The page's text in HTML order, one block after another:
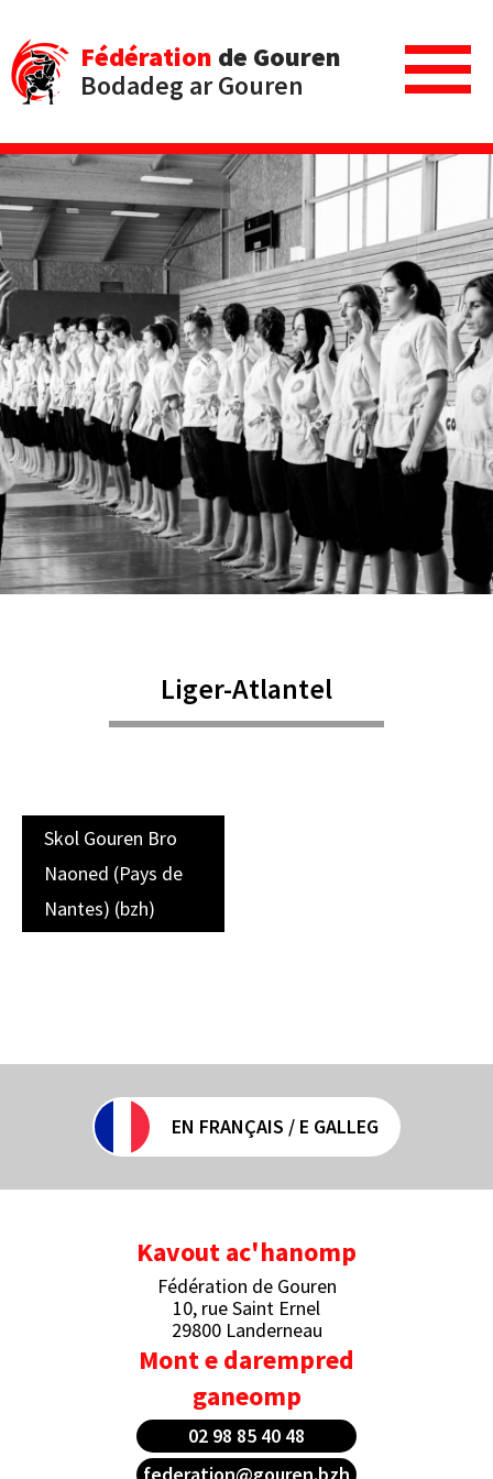
Fédération de Gouren
Bodadeg ar Gouren
Liger-Atlantel
Skol Gouren Bro
Naoned (Pays de
Nantes) (bzh)
EN FRANÇAIS / E GALLEG
Kavout ac'hanomp
Fédération de Gouren
10, rue Saint Ernel
29800 Landerneau
Mont e darempred
ganeomp
02 98 85 40 48